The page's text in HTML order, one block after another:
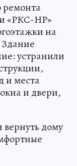
ремонта
«РКС-НР»
на
устранили
и места
и двери,
дому